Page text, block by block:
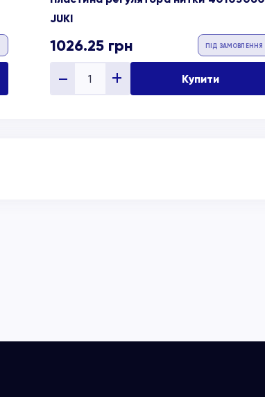
JUKI
1026.25 грн ПІД ЗАМОВЛЕННЯ
Купити